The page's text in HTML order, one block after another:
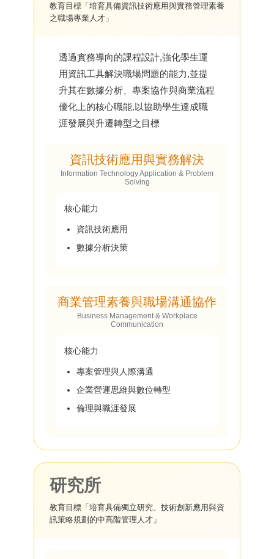
教育目標「培育具備資訊技術應用與實務管理素養
之職場專業人才」
透過實務導向的課程設計,強化學生運
用資訊工具解決職場問題的能力,並提
升其在數據分析、專案協作與商業流程
優化上的核心職能,以協助學生達成職
涯發展與升遷轉型之目標
資訊技術應用與實務解決
Information Technology Application & Problem
Solving
核心能力
資訊技術應用
數據分析決策
商業管理素養與職場溝通協作
Business Management & Workplace
Communication
核心能力
專案管理與人際溝通
企業營運思維與數位轉型
倫理與職涯發展
研究所
教育目標「培育具備獨立研究、技術創新應用與資
訊策略規劃的中高階管理人才」